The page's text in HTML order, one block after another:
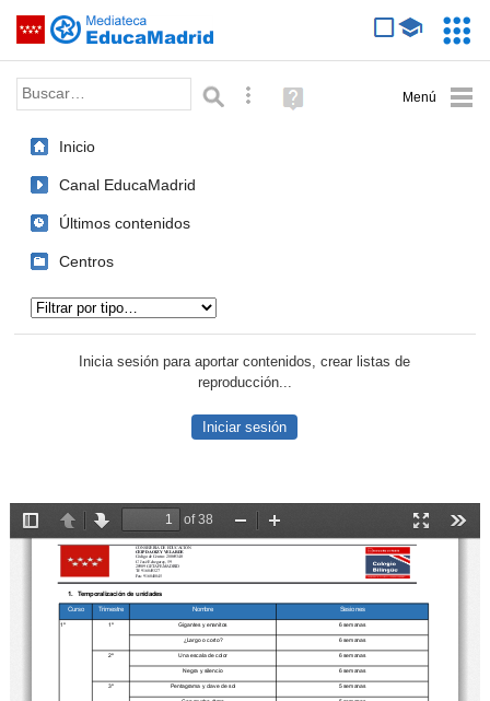
Saltar navegación
Palabra o frase: Búsqueda avanzada
Ayuda
(en
Inicio
Canal EducaMadrid
Últimos contenidos
Centros
Inicia sesión para aportar contenidos, crear listas de
reproducción...
Iniciar sesión